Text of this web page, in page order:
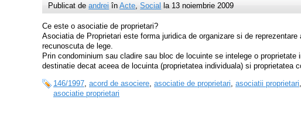
Publicat deandrei înActe ,Social la 13 noiembrie 2009
Ce este o asociatie de proprietari?
Asociatia de Proprietari este forma juridica de organizare si de
recunoscuta de lege.
Prin condominium sau cladire sau bloc de locuinte se intelege o
destinatie decat aceea de locuinta (proprietatea individuala) si proprietatea
146/1997 acord de asociere asociatie de proprietari asociatii proprietari
asociatie proprietari